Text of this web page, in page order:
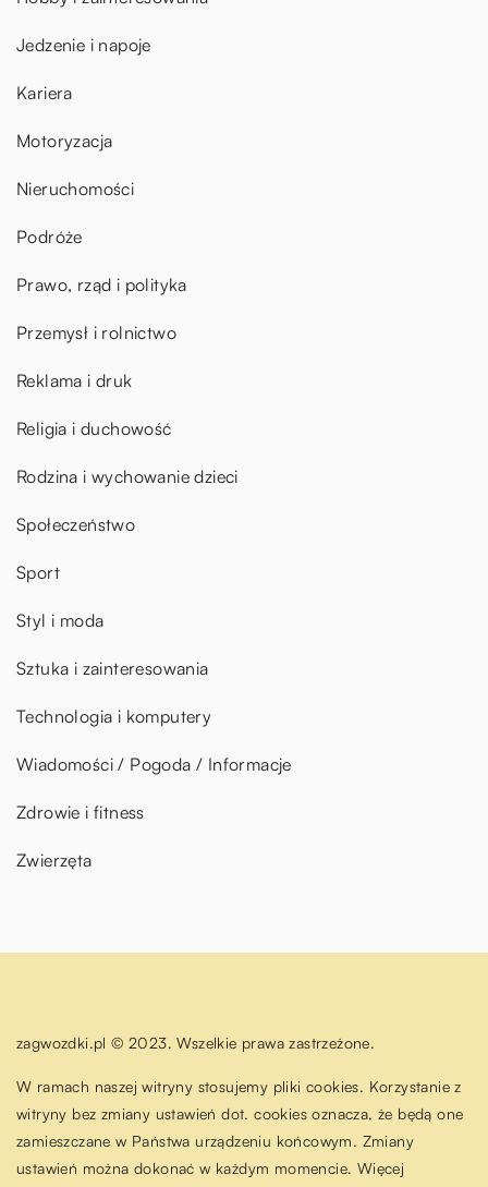
Jedzenie i napoje
Kariera
Motoryzacja
Nieruchomości
Podróże
Prawo, rząd i polityka
Przemysł i rolnictwo
Reklama i druk
Religia i duchowość
Rodzina i wychowanie dzieci
Społeczeństwo
Sport
Styl i moda
Sztuka i zainteresowania
Technologia i komputery
Wiadomości / Pogoda / Informacje
Zdrowie i fitness
Zwierzęta
zagwozdki.pl © 2023. Wszelkie prawa zastrzeżone.
W ramach naszej witryny stosujemy pliki cookies. Korzystanie z
witryny bez zmiany ustawień dot. cookies oznacza, że będą one
zamieszczane w Państwa urządzeniu końcowym. Zmiany
ustawień można dokonać w każdym momencie. Więcej